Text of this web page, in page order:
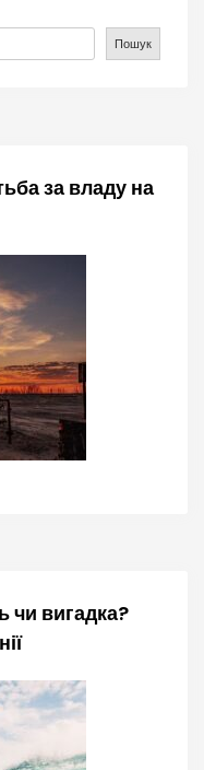
Пошук
за владу на
чи вигадка?